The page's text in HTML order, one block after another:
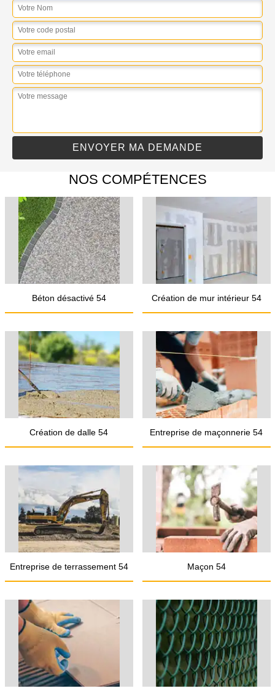
NOS COMPÉTENCES
Béton désactivé 54 Création de mur intérieur 54
Création de dalle 54 Entreprise de maçonnerie 54
Entreprise de terrassement 54 Maçon 54